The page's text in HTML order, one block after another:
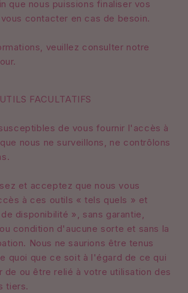
que nous puissions finaliser vos
contacter en cas de besoin.
veuillez consulter notre
FACULTATIFS
de vous fournir l'accès à
nous ne surveillons, ne contrôlons
et acceptez que nous vous
à ces outils « tels quels » et
disponibilité », sans garantie,
condition d'aucune sorte et sans la
Nous ne saurions être tenus
quoi que ce soit à l'égard de ce qui
de ou être relié à votre utilisation des
tiers.